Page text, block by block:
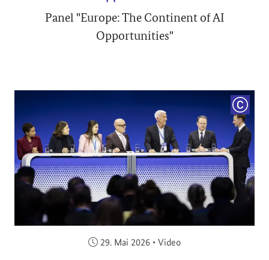
Panel "Europe: The Continent of AI
Opportunities"
Veröffentlicht am:
29. Mai 2026 • Video